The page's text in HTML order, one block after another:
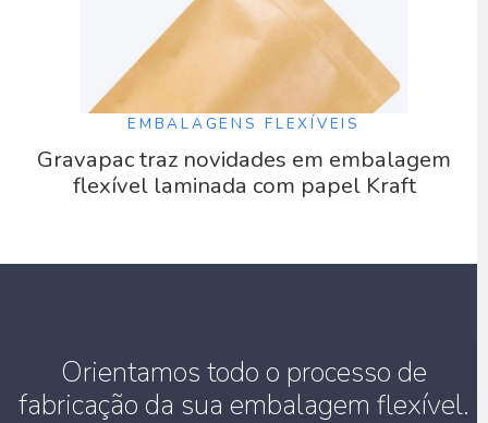
EMBALAGENS FLEXÍVEIS
Gravapac traz novidades em embalagem
flexível laminada com papel Kraft
Orientamos todo o processo de
fabricação da sua embalagem flexível.